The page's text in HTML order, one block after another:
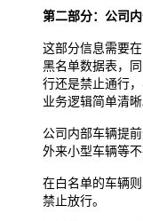
第二部分：公司
这部分信息需要
黑名单数据表，
行还是禁止通行
业务逻辑简单清晰
公司内部车辆提
外来小型车辆等不
在白名单的车辆
禁止放行。